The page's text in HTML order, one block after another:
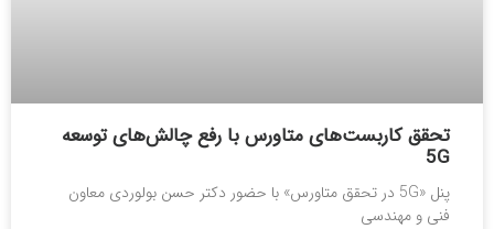
تحقق کاربست‌های متاورس با رفع چالش‌های توسعه
5G
پنل «5G در تحقق متاورس» با حضور دکتر حسن بولوردی معاون
فنی و مهندسی